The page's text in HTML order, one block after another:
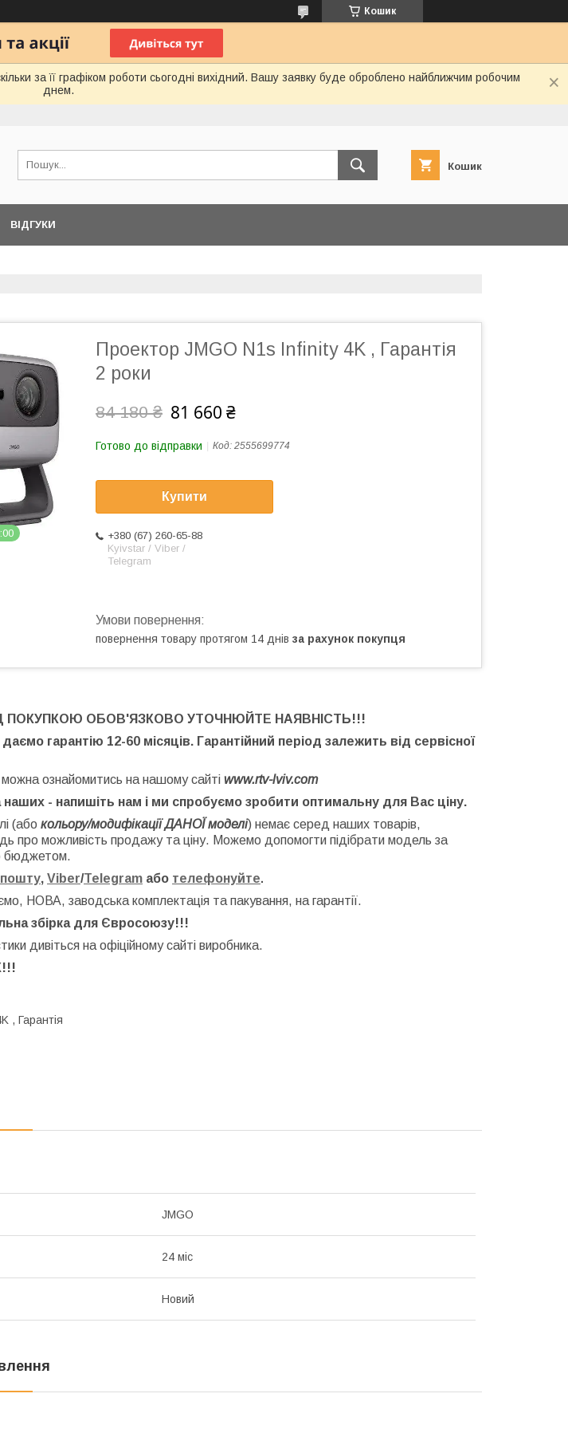
Кошик
за її графіком роботи сьогодні вихідний. Вашу заявку буде оброблено найближчим робочим
днем.
Кошик
ВІДГУКИ
00
Проектор JMGO N1s Infinity 4K , Гарантія
2 роки
84 180 ₴ 81 660 ₴
Готово до відправки Код: 2555699774
Купити
+380 (67) 260-65-88
Kyivstar / Viber /
Telegram
повернення товару протягом 14 днів за рахунок покупця
ПОКУПКОЮ ОБОВ'ЯЗКОВО УТОЧНЮЙТЕ НАЯВНІСТЬ!!!
гарантію 12-60 місяців. Гарантійний період залежить від сервісної
ознайомитись на нашому сайті www.rtv-lviv.com
- напишіть нам і ми спробуємо зробити оптимальну для Вас ціну.
(або кольору/модифікації ДАНОЇ моделі) немає серед наших товарів,
про можливість продажу та ціну. Можемо допомогти підібрати модель за
бюджетом.
пошту, Viber/Telegram або телефонуйте.
НОВА, заводська комплектація та пакування, на гарантії.
збірка для Євросоюзу!!!
дивіться на офіційному сайті виробника.
, Гарантія
JMGO
24 міс
Новий